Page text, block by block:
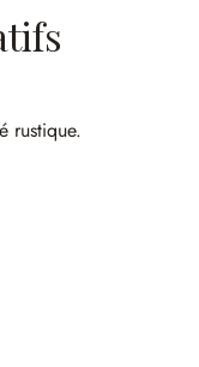
rustique.